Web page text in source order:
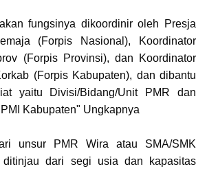
fungsinya dikoordinir oleh Presja
(Forpis Nasional), Koordinator
(Forpis Provinsi), dan Koordinator
(Forpis Kabupaten), dan dibantu
yaitu Divisi/Bidang/Unit PMR dan
Kabupaten" Ungkapnya
unsur PMR Wira atau SMA/SMK
ditinjau dari segi usia dan kapasitas